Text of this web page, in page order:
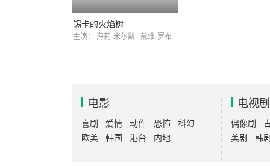
锡卡的火焰树
主演： 海莉·米尔斯 戴维·罗布
电影
喜剧 爱情 动作 恐怖
科幻
欧美
韩国 港台 内地
电视剧
偶像剧
美剧
韩